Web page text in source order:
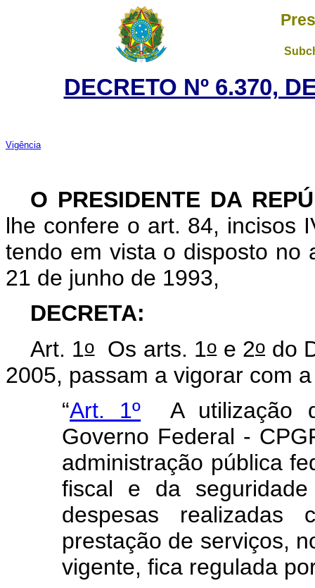
DECRETO Nº 6.370,
Vigência
O PRESIDENTE DA
lhe confere o art. 84, incisos
tendo em vista o disposto no
21 de junho de 1993,
DECRETA:
Art. 1oOs arts. 1oe 2o do
2005, passam a vigorar com
“Art. 1º A utilização
Governo Federal -
administração pública
fiscal e da
despesas
prestação de serviços,
vigente, fica regulada